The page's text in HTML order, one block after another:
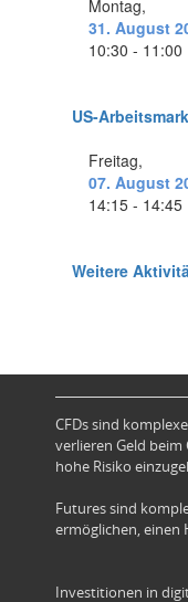
CFDs sind
verlieren Geld beim
hohe Risiko
Futures sind
ermöglichen, einen
Investitionen in